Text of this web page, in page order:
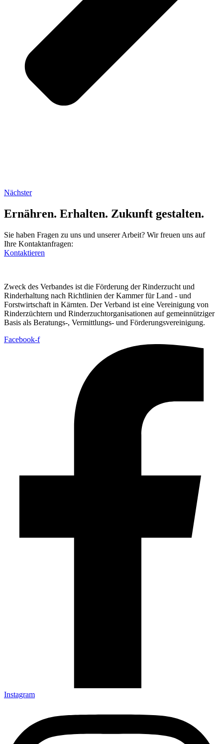
Nächster
Ernähren. Erhalten. Zukunft gestalten.
Sie haben Fragen zu uns und unserer Arbeit? Wir freuen uns auf
Ihre Kontaktanfragen:
Kontaktieren
Zweck des Verbandes ist die Förderung der Rinderzucht und
Rinderhaltung nach Richtlinien der Kammer für Land - und
Forstwirtschaft in Kärnten. Der Verband ist eine Vereinigung von
Rinderzüchtern und Rinderzuchtorganisationen auf gemeinnütziger
Basis als Beratungs-, Vermittlungs- und Förderungsvereinigung.
Facebook-f
Instagram